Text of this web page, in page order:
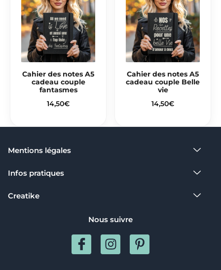
Cahier des notes A5
cadeau couple
fantasmes
14,50€
Cahier des notes A5
cadeau couple Belle
vie
14,50€
Mentions légales​
Infos pratiques
Creatike
Nous suivre
I
c
I
n
P
i